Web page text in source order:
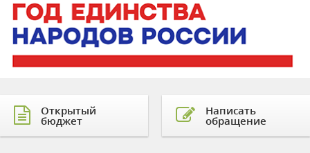
Открытый
бюджет
Написать
обращение